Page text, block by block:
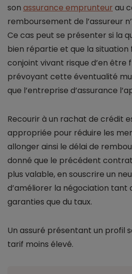
son assurance emprunteur au
remboursement de l’assureur
Ce cas peut se présenter si la
bien répartie et que la situation
conjoint vivant risque d’en être
prévoyant cette éventualité
que l’entreprise d’assurance
Recourir à un rachat de crédit
appropriée pour réduire les
allonger ainsi le délai de
donné que le précédent contrat
plus valable, en souscrire un
d’améliorer la négociation tant
garanties que du taux.
Un assuré présentant un profil
tarif moins élevé.